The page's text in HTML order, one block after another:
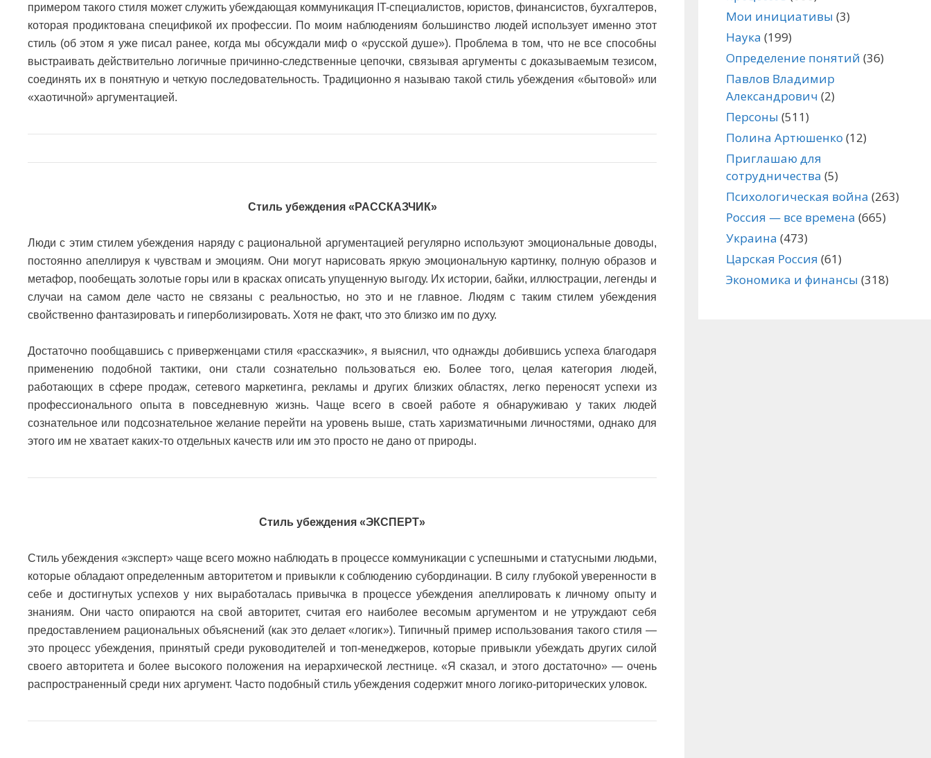
примером такого стиля может служить убеждающая коммуникация IT-специалистов, юристов, финансистов, бухгалтеров,
которая продиктована спецификой их профессии. По моим наблюдениям большинство людей использует именно этот
стиль (об этом я уже писал ранее, когда мы обсуждали миф о «русской душе»). Проблема в том, что не все способны
выстраивать действительно логичные причинно-следственные цепочки, связывая аргументы с доказываемым тезисом,
соединять их в понятную и четкую последовательность. Традиционно я называю такой стиль убеждения «бытовой» или
«хаотичной» аргументацией.
Стиль убеждения «РАССКАЗЧИК»
Люди с этим стилем убеждения наряду с рациональной аргументацией регулярно используют эмоциональные доводы,
постоянно апеллируя к чувствам и эмоциям. Они могут нарисовать яркую эмоциональную картинку, полную образов и
метафор, пообещать золотые горы или в красках описать упущенную выгоду. Их истории, байки, иллюстрации, легенды и
случаи на самом деле часто не связаны с реальностью, но это и не главное. Людям с таким стилем убеждения
свойственно фантазировать и гиперболизировать. Хотя не факт, что это близко им по духу.
Достаточно пообщавшись с приверженцами стиля «рассказчик», я выяснил, что однажды добившись успеха благодаря
применению подобной тактики, они стали сознательно пользоваться ею. Более того, целая категория людей,
работающих в сфере продаж, сетевого маркетинга, рекламы и других близких областях, легко переносят успехи из
профессионального опыта в повседневную жизнь. Чаще всего в своей работе я обнаруживаю у таких людей
сознательное или подсознательное желание перейти на уровень выше, стать харизматичными личностями, однако для
этого им не хватает каких-то отдельных качеств или им это просто не дано от природы.
Стиль убеждения «ЭКСПЕРТ»
Стиль убеждения «эксперт» чаще всего можно наблюдать в процессе коммуникации с успешными и статусными людьми,
которые обладают определенным авторитетом и привыкли к соблюдению субординации. В силу глубокой уверенности в
себе и достигнутых успехов у них выработалась привычка в процессе убеждения апеллировать к личному опыту и
знаниям. Они часто опираются на свой авторитет, считая его наиболее весомым аргументом и не утруждают себя
предоставлением рациональных объяснений (как это делает «логик»). Типичный пример использования такого стиля —
это процесс убеждения, принятый среди руководителей и топ-менеджеров, которые привыкли убеждать других силой
своего авторитета и более высокого положения на иерархической лестнице. «Я сказал, и этого достаточно» — очень
распространенный среди них аргумент. Часто подобный стиль убеждения содержит много логико-риторических уловок.
Мои инициативы (3)
Наука (199)
Определение понятий (36)
Павлов Владимир
Александрович (2)
Персоны (511)
Полина Артюшенко (12)
Приглашаю для
сотрудничества (5)
Психологическая война (263)
Россия — все времена (665)
Украина (473)
Царская Россия (61)
Экономика и финансы (318)